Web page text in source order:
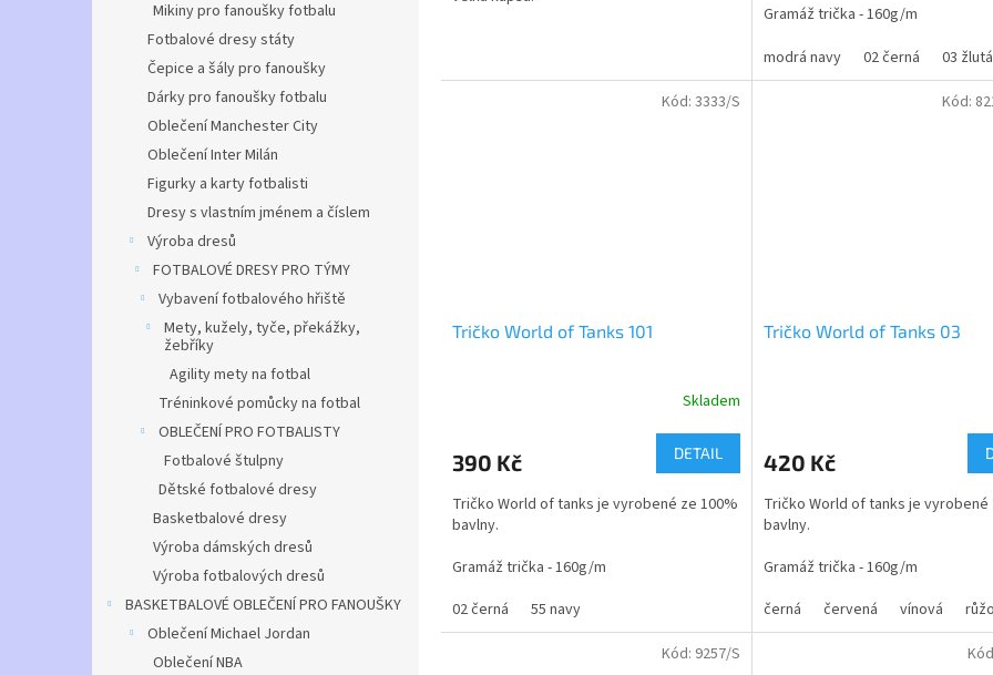
Mikiny pro fanoušky fotbalu
Fotbalové dresy státy
Čepice a šály pro fanoušky
Dárky pro fanoušky fotbalu
Oblečení Manchester City
Oblečení Inter Milán
Figurky a karty fotbalisti
Dresy s vlastním jménem a číslem
Výroba dresů
FOTBALOVÉ DRESY PRO TÝMY
Vybavení fotbalového hřiště
Mety, kužely, tyče, překážky,
žebříky
Agility mety na fotbal
Tréninkové pomůcky na fotbal
OBLEČENÍ PRO FOTBALISTY
Fotbalové štulpny
Dětské fotbalové dresy
Basketbalové dresy
Výroba dámských dresů
Výroba fotbalových dresů
BASKETBALOVÉ OBLEČENÍ PRO FANOUŠKY
Oblečení Michael Jordan
Oblečení NBA
Materiál:Polyester 300d melirová
Gramáž trička - 160g/m
Velikosti trička dětské a dospělé.
modrá navy 02 černá 03 žlutá
Tričko World of Tanks 101
je
z
5
Skladem
390 Kč DETAIL
Tričko World of tanks je vyrobené ze 100%
bavlny.
Gramáž trička - 160g/m
Velikosti trička - dětské - 3/4 až 11/12,
dospělá - S až XXXL
02 černá 55 navy
Kód: 3333/S
Tričko World of Tanks 03
je
z
5
420 Kč
Tričko World of tanks je vyrobené
bavlny.
Gramáž trička - 160g/m
Velikosti trička dětské a dospělé.
černá červená vínová
Kód:
Kód: 9257/S